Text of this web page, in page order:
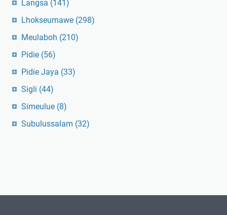
Langsa (141)
Lhokseumawe (298)
Meulaboh (210)
Pidie (56)
Pidie Jaya (33)
Sigli (44)
Simeulue (8)
Subulussalam (32)